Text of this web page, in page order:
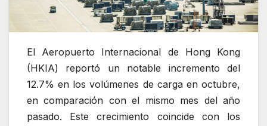
El Aeropuerto Internacional de Hong Kong
(HKIA) reportó un notable incremento del
12.7% en los volúmenes de carga en octubre,
en comparación con el mismo mes del año
pasado. Este crecimiento coincide con los